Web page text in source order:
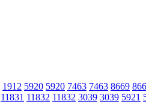
1912 5920 5920 7463 7463 8669
11831 11832 11832 3039 3039 5921